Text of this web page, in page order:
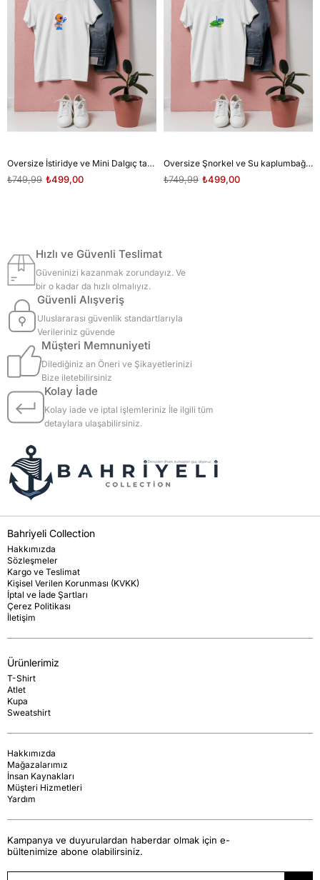
Oversize İstiridye ve Mini Dalgıç tasarım unisex T-shirt
₺499,00
₺749,99
Oversize Şnorkel ve Su kaplumbağası tasarım unisex T-shirt
₺499,00
₺749,99
Hızlı ve Güvenli Teslimat
Güveninizi kazanmak zorundayız. Ve
bir o kadar da hızlı olmalıyız.
Güvenli Alışveriş
Uluslararası güvenlik standartlarıyla
Verileriniz güvende
Müşteri Memnuniyeti
Dilediğiniz an Öneri ve Şikayetlerinizi
Bize iletebilirsiniz
Kolay İade
Kolay iade ve iptal işlemleriniz İle ilgili tüm
detaylara ulaşabilirsiniz.
Bahriyeli Collection
Hakkımızda
Sözleşmeler
Kargo ve Teslimat
Kişisel Verilen Korunması (KVKK)
İptal ve İade Şartları
Çerez Politikası
İletişim
Ürünlerimiz
T-Shirt
Atlet
Kupa
Sweatshirt
Hakkımızda
Mağazalarımız
İnsan Kaynakları
Müşteri Hizmetleri
Yardım
Kampanya ve duyurulardan haberdar olmak için e-
bültenimize abone olabilirsiniz.